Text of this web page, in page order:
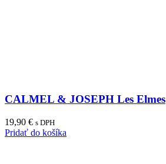
CALMEL & JOSEPH Les Elmes
19,90 € s DPH
Pridať do košíka